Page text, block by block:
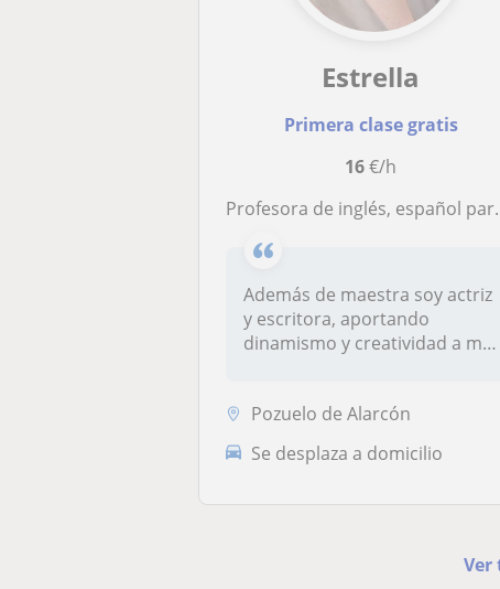
Estrella
Primera clase gratis
16€/h
Profesora de inglés, español para extranjeros, y nanny bilingüe
Además de maestra soy actriz
y escritora, aportando
dinamismo y creatividad a mi
Pozuelo de Alarcón
Se desplaza a domicilio
Ver